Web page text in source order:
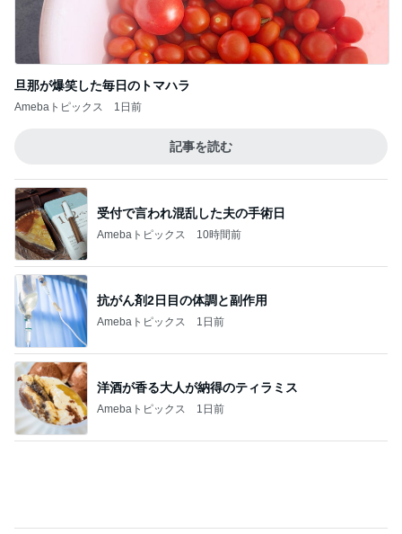
旦那が爆笑した毎日のトマハラ
Amebaトピックス 1日前
記事を読む
受付で言われ混乱した夫の手術日
Amebaトピックス 10時間前
抗がん剤2日目の体調と副作用
Amebaトピックス 1日前
洋酒が香る大人が納得のティラミス
Amebaトピックス 1日前